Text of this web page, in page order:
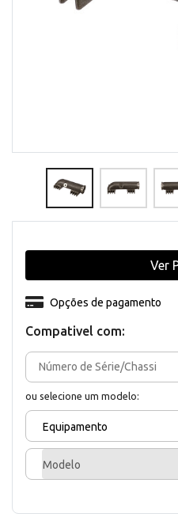
Compativel com:
ou selecione um modelo:
Equipamento
Modelo
Opções de pagamento
Ver